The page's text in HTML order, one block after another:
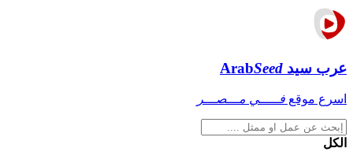
عرب سيد ArabSeed
اسرع موقع فـــــي مـــصـــر
الكل